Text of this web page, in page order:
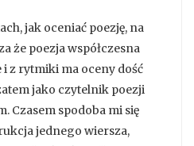
jak oceniać poezję, na
że poezja współczesna
i z rytmiki ma oceny dość
jako czytelnik poezji
Czasem spodoba mi się
jednego wiersza,